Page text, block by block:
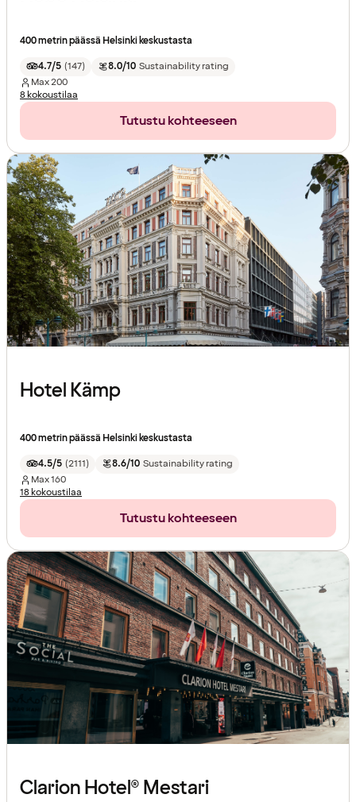
400 metrin päässä Helsinki keskustasta
4.7/5 (147) 8.0/10 Sustainability rating
Max200
8 kokoustilaa
Tutustu kohteeseen
Hotel Kämp
400 metrin päässä Helsinki keskustasta
4.5/5 (2111) 8.6/10 Sustainability rating
Max160
18 kokoustilaa
Tutustu kohteeseen
Clarion Hotel® Mestari